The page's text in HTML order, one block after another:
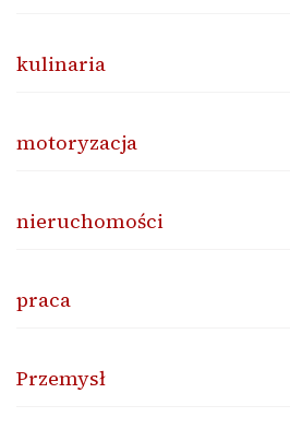
kulinaria
motoryzacja
nieruchomości
praca
Przemysł